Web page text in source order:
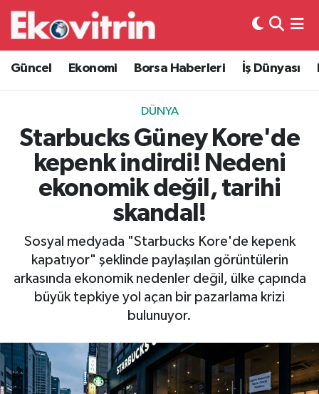
Güncel Ekonomi Borsa Haberleri İş Dünyası
DÜNYA
Starbucks Güney Kore'de
kepenk indirdi! Nedeni
ekonomik değil, tarihi
skandal!
Sosyal medyada "Starbucks Kore'de kepenk
kapatıyor" şeklinde paylaşılan görüntülerin
arkasında ekonomik nedenler değil, ülke çapında
büyük tepkiye yol açan bir pazarlama krizi
bulunuyor.
Güncel
Ekonomi
Borsa Haberleri
İş Dünyası
Lojistik
Otovitrin
Asayiş
Magazin
Gayrimenkul
Spor
Hava Durumu
Trafik Durumu
Süper Lig Puan Durumu ve Fikstür
Tüm Manşetler
Son Dakika Haberleri
Haber Arşivi